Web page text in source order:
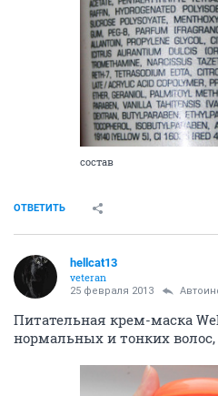
состав
ОТВЕТИТЬ
hellcat13
veteran
25 февраля 2013
Питательная крем-маска
нормальных и тонких волос,